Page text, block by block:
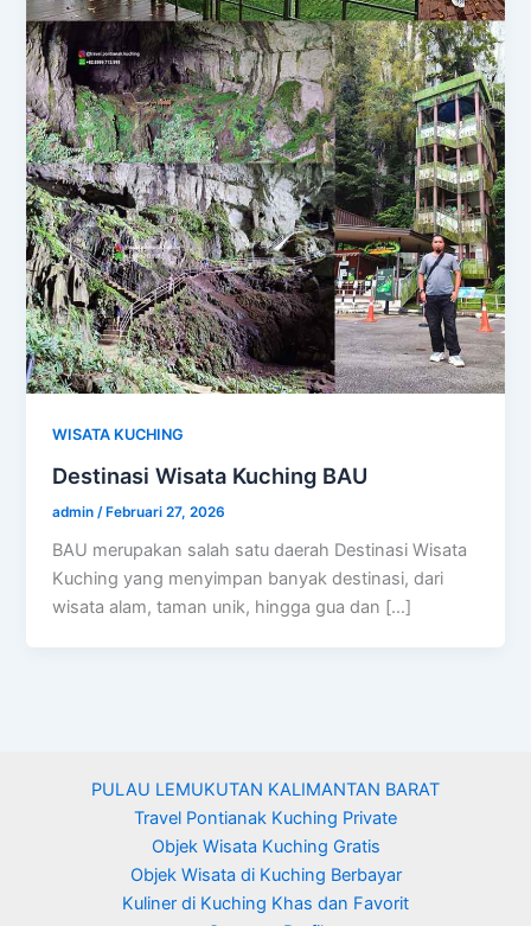
WISATA KUCHING
Destinasi Wisata Kuching BAU
admin /Februari 27, 2026
BAU merupakan salah satu daerah Destinasi Wisata
Kuching yang menyimpan banyak destinasi, dari
wisata alam, taman unik, hingga gua dan […]
PULAU LEMUKUTAN KALIMANTAN BARAT
Travel Pontianak Kuching Private
Objek Wisata Kuching Gratis
Objek Wisata di Kuching Berbayar
Kuliner di Kuching Khas dan Favorit